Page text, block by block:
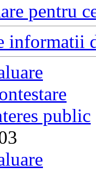
pentru
informatii
public